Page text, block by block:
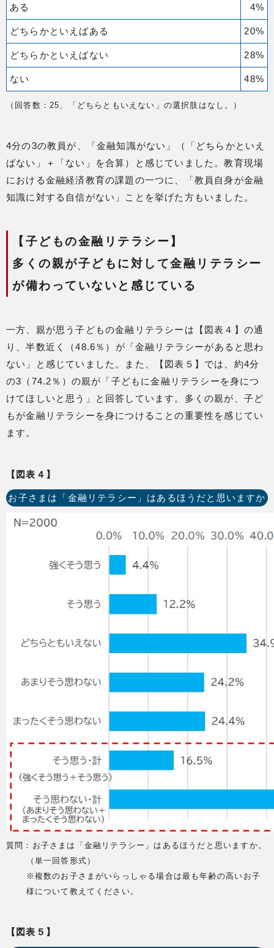
ある 4%
どちらかといえばある 20%
どちらかといえばない 28%
ない 48%
（回答数：25、「どちらともいえない」の選択肢はなし。）
4分の3の教員が、「金融知識がない」（「どちらかといえ
ばない」＋「ない」を合算）と感じていました。教育現場
における金融経済教育の課題の一つに、「教員自身が金融
知識に対する自信がない」ことを挙げた方もいました。
【子どもの金融リテラシー】
多くの親が子どもに対して金融リテラシー
が備わっていないと感じている
一方、親が思う子どもの金融リテラシーは【図表４】の通
り、半数近く（48.6％）が「金融リテラシーがあると思わ
ない」と感じていました。また、【図表５】では、約4分
の3（74.2％）の親が「子どもに金融リテラシーを身につ
けてほしいと思う」と回答しています。多くの親が、子ど
もが金融リテラシーを身につけることの重要性を感じてい
ます。
【図表４】
お子さまは「金融リテラシー」はあるほうだと思いますか
質問：お子さまは「金融リテラシー」はあるほうだと思いますか。
（単一回答形式）
※複数のお子さまがいらっしゃる場合は最も年齢の高いお子
様について教えてください。
【図表５】